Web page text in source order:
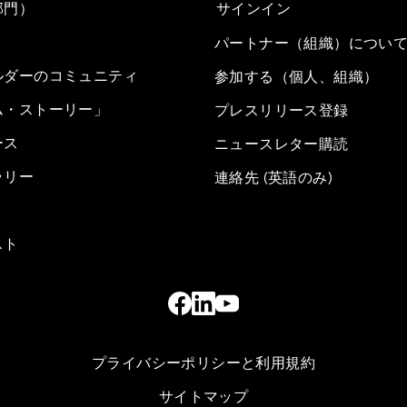
）
ーのコミュニティ
ストーリー」
リー
サインイン
パートナー（組織）につい
参加する（個人、組織）
プレスリリース登録
ニュースレター購読
連絡先 (英語のみ)
プライバシーポリシーと利用規約
サイトマップ